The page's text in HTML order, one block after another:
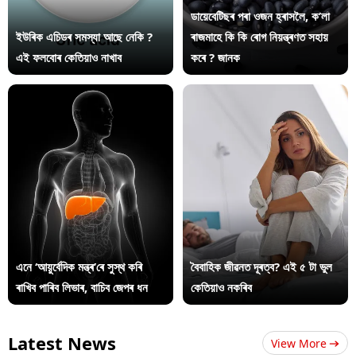
ইউৰিক এচিডৰ সমস্যা আছে নেকি ?
এই ফলবোৰ কেতিয়াও নাখাব
ডায়েবেটিছৰ পৰা ওজন হ্ৰাসলৈ, ক’লা
ৰাজমাহে কি কি ৰোগ নিয়ন্ত্ৰণত সহায়
কৰে ? জানক
এনে ‘আয়ুৰ্বেদিক মন্ত্ৰ’ৰে সুস্থ কৰি
ৰাখিব পাৰিব লিভাৰ, বাচিব জেপৰ ধন
বৈবাহিক জীৱনত দূৰত্ব? এই ৫ টা ভুল
কেতিয়াও নকৰিব
Latest News View More